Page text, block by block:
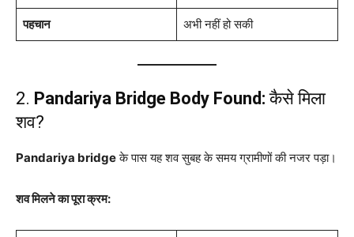
पहचान अभी नहीं हो सकी
2. Pandariya Bridge Body Found: कैसे मिला
शव?
Pandariya bridgeके पास यह शव सुबह के समय ग्रामीणों की नजर पड़ा।
शव मिलने का पूरा क्रम: